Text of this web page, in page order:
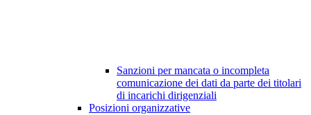
Sanzioni per mancata o incompleta
comunicazione dei dati da parte dei titolari
di incarichi dirigenziali
Posizioni organizzative